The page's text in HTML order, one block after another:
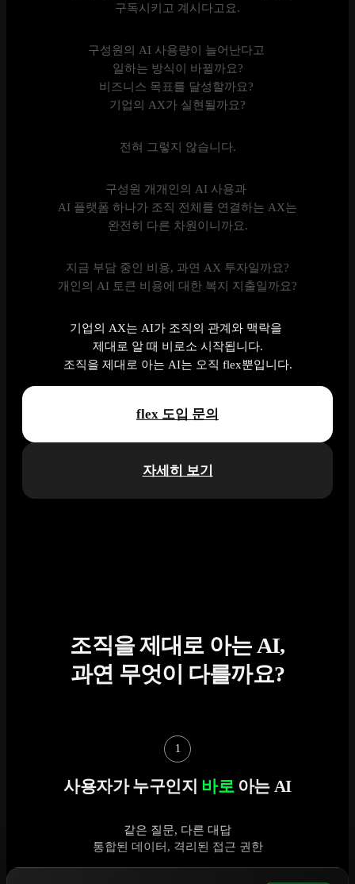
구독시키고 계시다고요.
구성원의 AI 사용량이 늘어난다고
일하는 방식이 바뀔까요?
비즈니스 목표를 달성할까요?
기업의 AX가 실현될까요?
전혀 그렇지 않습니다.
구성원 개개인의 AI 사용과
AI 플랫폼 하나가 조직 전체를 연결하는 AX는
완전히 다른 차원이니까요.
지금 부담 중인 비용, 과연 AX 투자일까요?
개인의 AI 토큰 비용에 대한 복지 지출일까요?
기업의 AX는 AI가 조직의 관계와 맥락을
제대로 알 때 비로소 시작됩니다.
조직을 제대로 아는 AI는 오직 flex뿐입니다.
flex 도입 문의
자세히 보기
조직을 제대로 아는 AI,
과연 무엇이 다를까요?
1
사용자가 누구인지 바로아는 AI
같은 질문, 다른 대답
통합된 데이터, 격리된 접근 권한